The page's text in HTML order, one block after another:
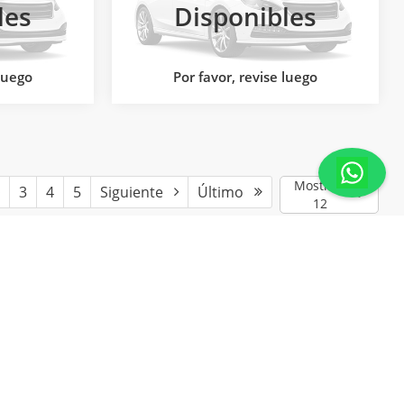
2025
Disponibles
Por favor, revise luego
VIN:LJ1EEKSP9S7401999Valores:2025
Modelo:25
COTIZA POR WHATSAPP
3 4 5 Siguiente Último
Mostrar:
12